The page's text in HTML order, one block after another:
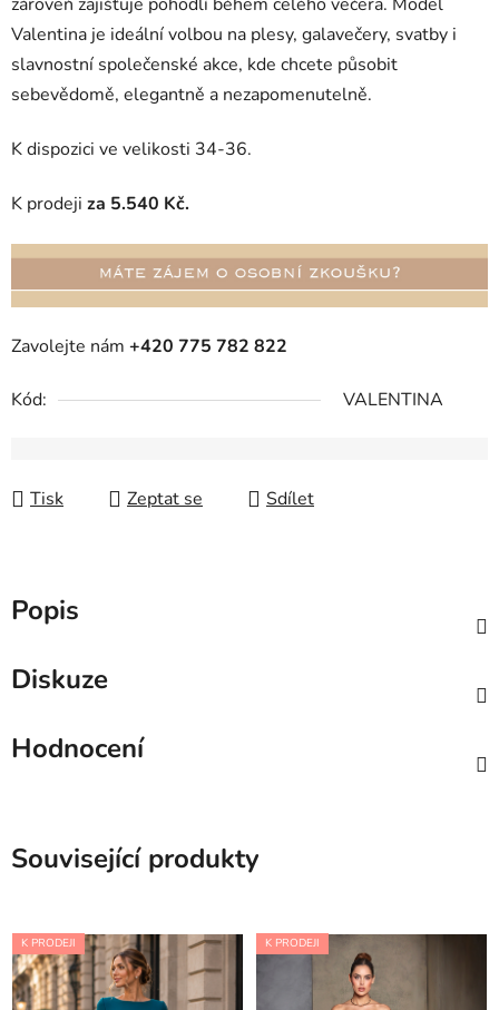
Valentina je ideální volbou na plesy, galavečery, svatby i
slavnostní společenské akce, kde chcete působit
sebevědomě, elegantně a nezapomenutelně.
K dispozici ve velikosti 34-36.
K prodeji za 5.540 Kč.
Zavolejte nám +420 775 782 822
Kód: VALENTINA
Tisk Zeptat se Sdílet
Popis
Diskuze
Hodnocení
Související produkty
K PRODEJI K PRODEJI